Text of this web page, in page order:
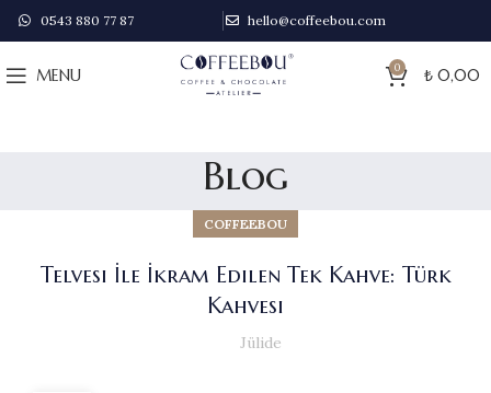
0543 880 77 87 hello@coffeebou.com
MENU 0 ₺ 0,00
Blog
COFFEEBOU
Telvesi İle İkram Edilen Tek Kahve: Türk
Kahvesi
Jülide